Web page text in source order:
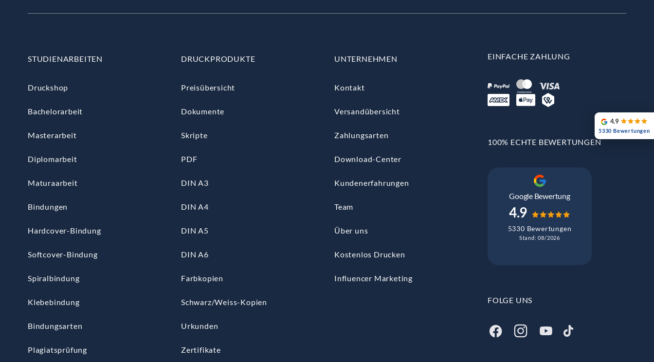
STUDIENARBEITEN
Druckshop
Bachelorarbeit
Masterarbeit
Diplomarbeit
Maturaarbeit
Bindungen
Hardcover-Bindung
Softcover-Bindung
Spiralbindung
Klebebindung
Bindungsarten
Plagiatsprüfung
DRUCKPRODUKTE
Preisübersicht
Dokumente
Skripte
PDF
DIN A3
DIN A4
DIN A5
DIN A6
Farbkopien
Schwarz/Weiss-Kopien
Urkunden
Zertifikate
UNTERNEHMEN
Kontakt
Versandübersicht
Zahlungsarten
Download-Center
Kundenerfahrungen
Team
Über uns
Kostenlos Drucken
Influencer Marketing
EINFACHE ZAHLUNG
100% ECHTE BEWERTUNGEN
Google Bewertung
4.9
5330 Bewertungen
Stand: 08/2026
FOLGE UNS
4.9
5330 Bewertungen